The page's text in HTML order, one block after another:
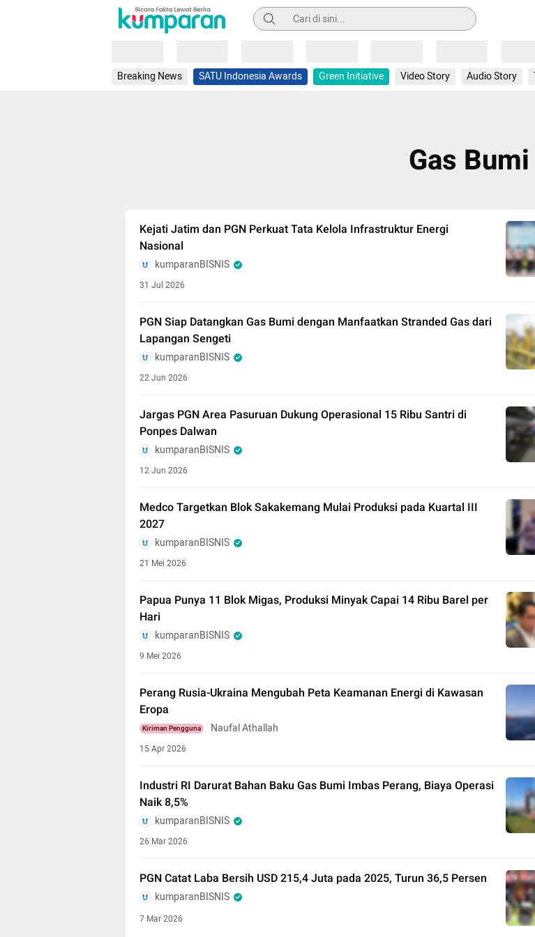
Pencarian
Breaking News SATU Indonesia Awards Green Initiative Video Story Audio Story
Gas Bumi
Kejati Jatim dan PGN Perkuat Tata Kelola Infrastruktur Energi
Nasional
kumparanBISNIS
31 Jul 2026
PGN Siap Datangkan Gas Bumi dengan Manfaatkan Stranded Gas dari
Lapangan Sengeti
kumparanBISNIS
22 Jun 2026
Jargas PGN Area Pasuruan Dukung Operasional 15 Ribu Santri di
Ponpes Dalwan
kumparanBISNIS
12 Jun 2026
Medco Targetkan Blok Sakakemang Mulai Produksi pada Kuartal III
2027
kumparanBISNIS
21 Mei 2026
Papua Punya 11 Blok Migas, Produksi Minyak Capai 14 Ribu Barel per
Hari
kumparanBISNIS
9 Mei 2026
Perang Rusia-Ukraina Mengubah Peta Keamanan Energi di Kawasan
Eropa
Kiriman Pengguna Naufal Athallah
15 Apr 2026
Industri RI Darurat Bahan Baku Gas Bumi Imbas Perang, Biaya Operasi
Naik 8,5%
kumparanBISNIS
26 Mar 2026
PGN Catat Laba Bersih USD 215,4 Juta pada 2025, Turun 36,5 Persen
kumparanBISNIS
7 Mar 2026